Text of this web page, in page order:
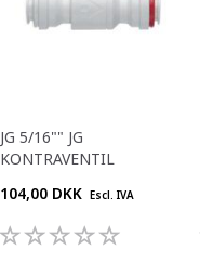
JG 5/16"" JG
KONTRAVENTIL
104,00 DKK
Escl. IVA